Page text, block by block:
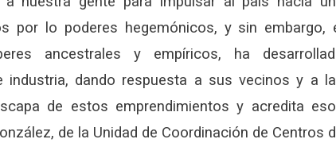
por lo poderes hegemónicos, y sin embargo,
ancestrales y empíricos, ha
dando respuesta a sus vecinos y a
de estos emprendimientos y acredita
de la Unidad de Coordinación de Centros